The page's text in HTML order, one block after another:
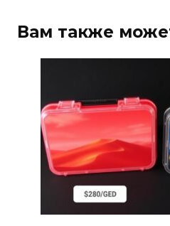
Вам также